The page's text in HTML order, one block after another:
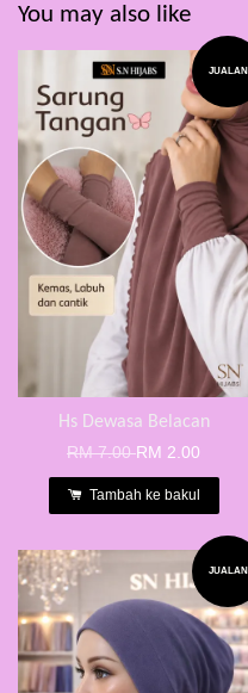
You may also like
JUALAN
Hs Dewasa Belacan
RM 7.00RM 2.00
Tambah ke bakul
JUALAN